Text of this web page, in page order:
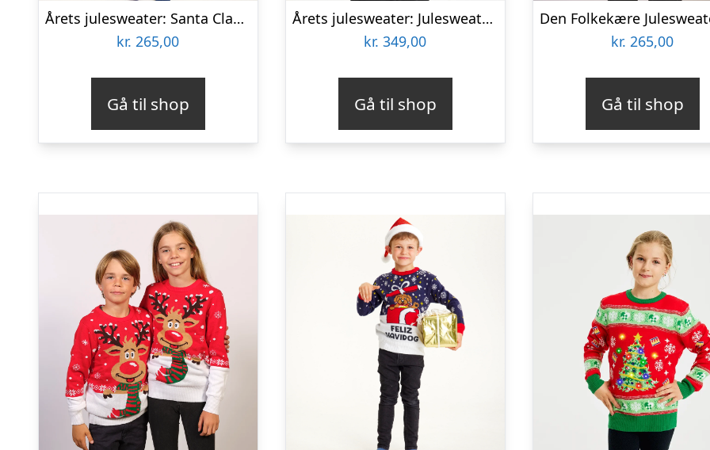
Årets julesweater: Santa Claus Is Coming To Town – Børn. Ugly Christmas Sweater lavet i Danmark
kr. 265,00
Gå til shop
Årets julesweater: Julesweatshirt – Børn. Ugly Christmas Sweater lavet i Danmark
kr. 349,00
Gå til shop
kr. 265,00
Gå til shop